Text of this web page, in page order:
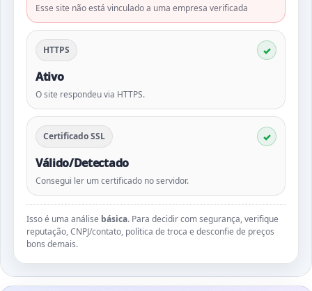
Esse site não está vinculado a uma empresa verificada
HTTPS
Ativo
O site respondeu via HTTPS.
Certificado SSL
Válido/Detectado
Consegui ler um certificado no servidor.
Isso é uma análise básica. Para decidir com segurança, verifique
reputação, CNPJ/contato, política de troca e desconfie de preços
bons demais.